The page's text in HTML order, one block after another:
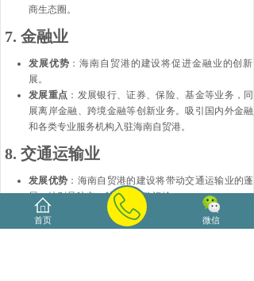
商生态圈。
7. 金融业
发展优势 ：海南自贸港的建设将促进金融业的创新
展。
发展重点 ：发展银行、证券、保险、基金等业务，同
展离岸金融、跨境金融等创新业务。吸引国内外金融
和各类专业服务机构入驻海南自贸港。
8. 交通运输业
发展优势 ：海南自贸港的建设将带动交通运输业的蓬
展，特别是航空、航运和铁路运输。
发展重点
：发展物流配送、仓储等相关产业。利用自
针对交通运输业的优惠政策，如交通工具及游艇“零
首页 微信